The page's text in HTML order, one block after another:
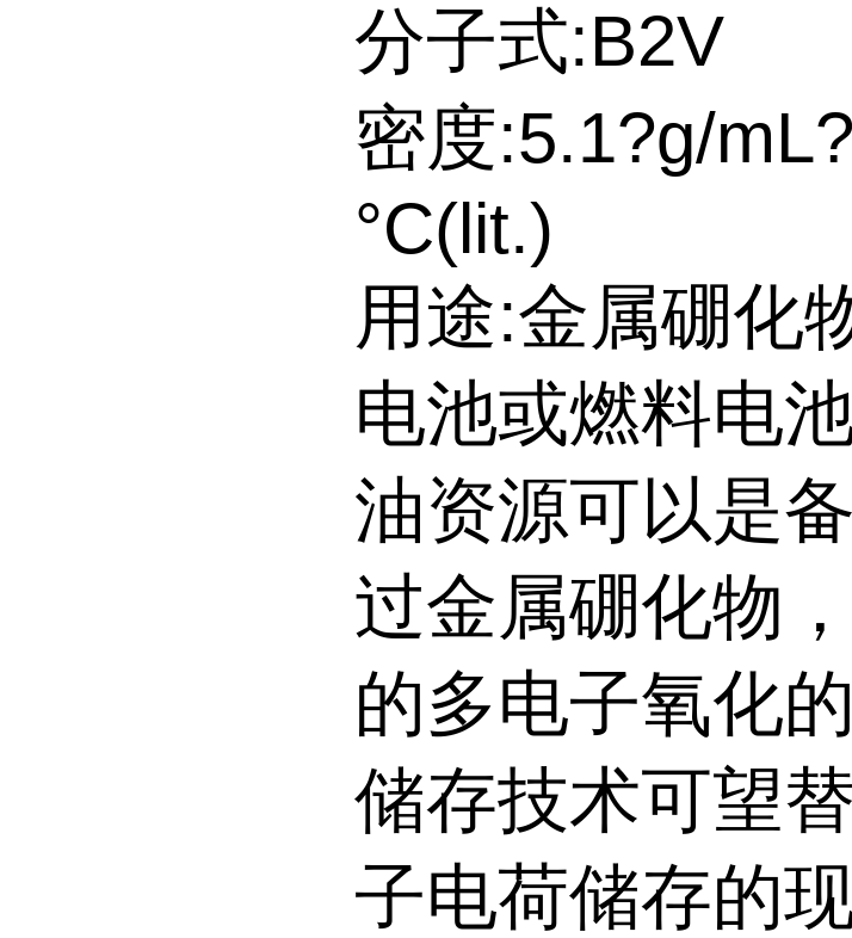
分子式:B2V
密度:5.1?g/
°C(lit.)
用途:金属硼化
电池或燃料电
油资源可以是
过金属硼化物
的多电子氧化
储存技术可望
子电荷储存的